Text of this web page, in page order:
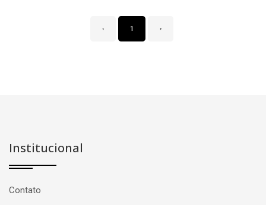
‹ 1 ›
Institucional
Contato